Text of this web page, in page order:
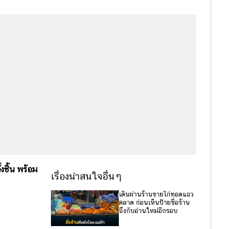
ชิ้น พร้อม
เรื่องน่าสนใจอื่นๆ
เดินผ่านร้านขายไก่ทอดแถว
ตลาด ก่อนเห็นป้ายชื่อร้าน
ถึงกับอ่านใหม่อีกรอบ